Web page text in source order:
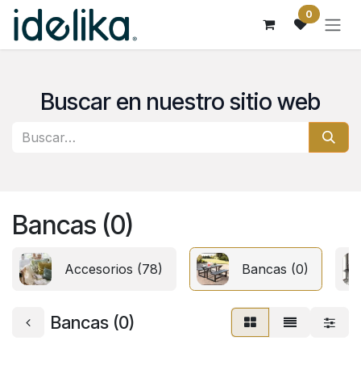
Ir al contenido 0
Buscar en nuestro sitio web
Bancas (0)
Accesorios (78) Bancas (0)
Bancas (0)